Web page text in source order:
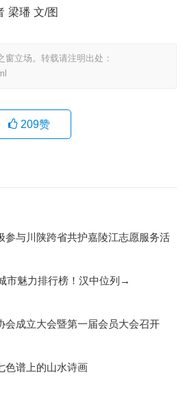
梁璠 文/图
立场。转载请注明出处：
209赞
参与川陕跨省共护嘉陵江志愿服务活
市魅力排行榜！汉中位列→
会成立大会暨第一届会员大会召开
色谱上的山水诗画